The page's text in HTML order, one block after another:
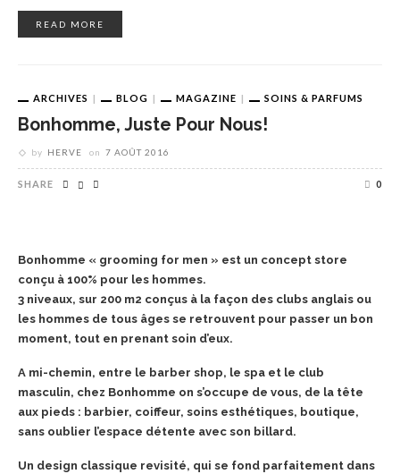
READ MORE
ARCHIVES BLOG MAGAZINE SOINS & PARFUMS
Bonhomme, Juste Pour Nous!
by HERVE on 7 AOÛT 2016
SHARE 0
Bonhomme « grooming for men » est un concept store
conçu à 100% pour les hommes.
3 niveaux, sur 200 m2 conçus à la façon des clubs anglais ou
les hommes de tous âges se retrouvent pour passer un bon
moment, tout en prenant soin d’eux.
A mi-chemin, entre le barber shop, le spa et le club
masculin, chez Bonhomme on s’occupe de vous, de la tête
aux pieds : barbier, coiffeur, soins esthétiques, boutique,
sans oublier l’espace détente avec son billard.
Un design classique revisité, qui se fond parfaitement dans